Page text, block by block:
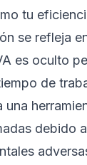
tu
se refleja
es oculto
de
una
debido